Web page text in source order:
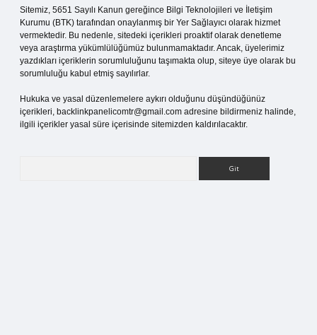
Sitemiz, 5651 Sayılı Kanun gereğince Bilgi Teknolojileri ve İletişim
Kurumu (BTK) tarafından onaylanmış bir Yer Sağlayıcı olarak hizmet
vermektedir. Bu nedenle, sitedeki içerikleri proaktif olarak denetleme
veya araştırma yükümlülüğümüz bulunmamaktadır. Ancak, üyelerimiz
yazdıkları içeriklerin sorumluluğunu taşımakta olup, siteye üye olarak bu
sorumluluğu kabul etmiş sayılırlar.
Hukuka ve yasal düzenlemelere aykırı olduğunu düşündüğünüz
içerikleri, backlinkpanelicomtr@gmail.com adresine bildirmeniz halinde,
ilgili içerikler yasal süre içerisinde sitemizden kaldırılacaktır.